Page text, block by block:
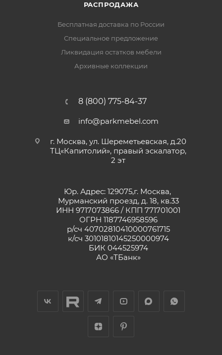
РАСПРОДАЖА
Бесплатная доставка по России
Специальное предложение
Ликвидация остатков мебели
Архивные коллекции
8 (800) 775-84-37
info@parkmebel.com
г. Москва, ул. Шереметьевская, д.20
ТЦ«Капитолий», правый эскалатор,
2 эт
Юр. Адрес: 129075,г. Москва,
Мурманский проезд, д. 18, кв.33
ИНН 9717073866 / КПП 771701001
ОГРН 1187746958596
р/сч 40702810410000761715
к/сч 30101810145250000974
БИК 044525974
АО «ТБанк»